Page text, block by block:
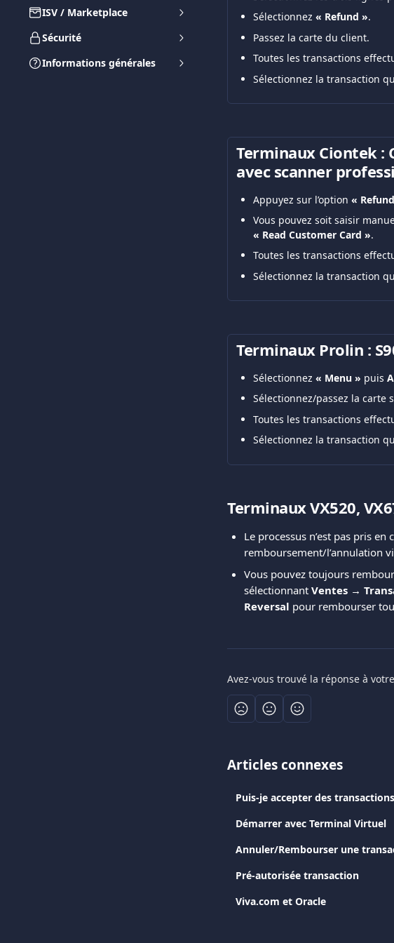
ISV / Marketplace
Sécurité
Informations générales
Sélectionnez « Refund ».
Passez la carte du client.
Toutes les transactions
Sélectionnez la transaction
Terminaux Ciontek :
avec scanner
Appuyez sur l’option «
Vous pouvez soit saisir
« Read Customer Card ».
Toutes les transactions
Sélectionnez la transaction
Terminaux Prolin :
Sélectionnez « Menu » puis
Sélectionnez/passez la carte
Toutes les transactions
Sélectionnez la transaction
Terminaux VX520,
Le processus n’est pas pris
remboursement/l’annulation
Vous pouvez toujours
sélectionnant Ventes →
Reversal pour rembourser
Avez-vous trouvé la réponse à
Articles connexes
Puis-je accepter des
Démarrer avec Terminal Virtuel
Annuler/Rembourser une
Pré-autorisée transaction
Viva.com et Oracle